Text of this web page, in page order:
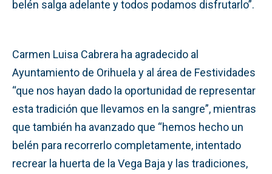
belén salga adelante y todos podamos disfrutarlo”.
Carmen Luisa Cabrera ha agradecido al
Ayuntamiento de Orihuela y al área de Festividades
“que nos hayan dado la oportunidad de representar
esta tradición que llevamos en la sangre”, mientras
que también ha avanzado que “hemos hecho un
belén para recorrerlo completamente, intentado
recrear la huerta de la Vega Baja y las tradiciones,